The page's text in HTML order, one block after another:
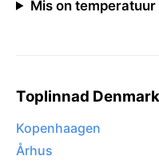
Mis on
Toplinnad Denmark
Kopenhaagen
Århus